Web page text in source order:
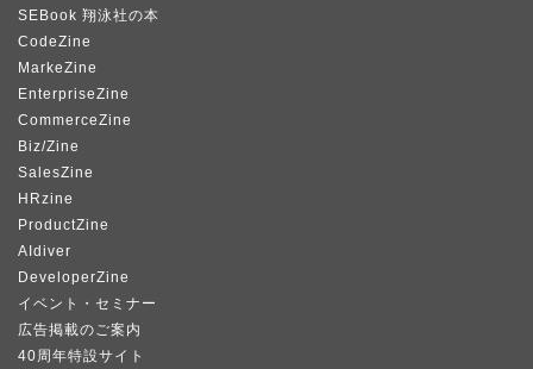
SEBook 翔泳社の本
CodeZine
MarkeZine
EnterpriseZine
CommerceZine
Biz/Zine
SalesZine
HRzine
ProductZine
AIdiver
DeveloperZine
イベント・セミナー
広告掲載のご案内
40周年特設サイト